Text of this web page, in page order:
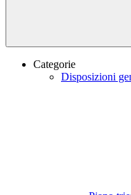
Categorie
Disposizioni